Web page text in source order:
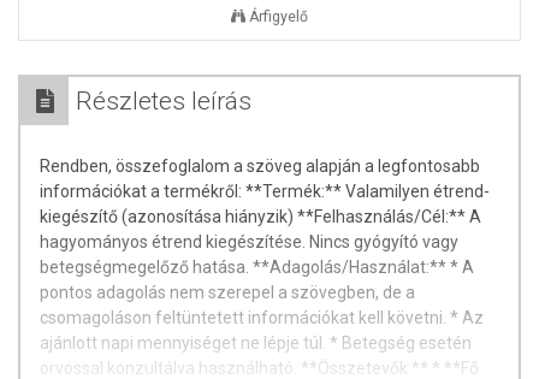
Árfigyelő
Részletes leírás
Rendben, összefoglalom a szöveg alapján a legfontosabb
információkat a termékről: **Termék:** Valamilyen étrend-
kiegészítő (azonosítása hiányzik) **Felhasználás/Cél:** A
hagyományos étrend kiegészítése. Nincs gyógyító vagy
betegségmegelőző hatása. **Adagolás/Használat:** * A
pontos adagolás nem szerepel a szövegben, de a
csomagoláson feltüntetett információkat kell követni. * Az
ajánlott napi mennyiséget ne lépje túl. * Betegség esetén
orvossal konzultálva használható. **Összetevők:** * **Fő